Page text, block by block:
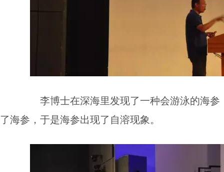
李博士在深海里发现了一种会游泳的海参
了海参，于是海参出现了自溶现象。